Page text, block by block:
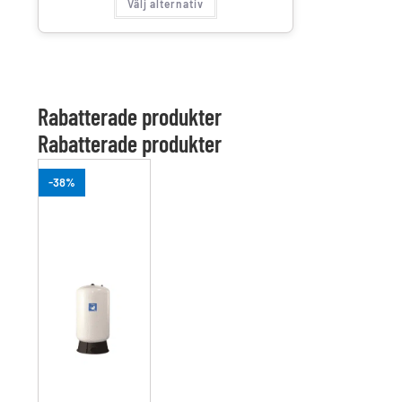
Välj alternativ
Rabatterade produkter
Rabatterade produkter
-38%